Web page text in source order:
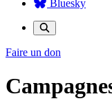
Bluesky
Faire un don